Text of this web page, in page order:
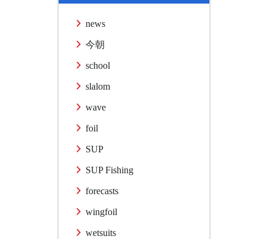
news
今朝
school
slalom
wave
foil
SUP
SUP Fishing
forecasts
wingfoil
wetsuits